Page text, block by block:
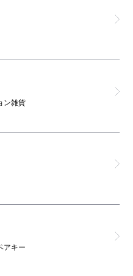
ン雑貨
アキー